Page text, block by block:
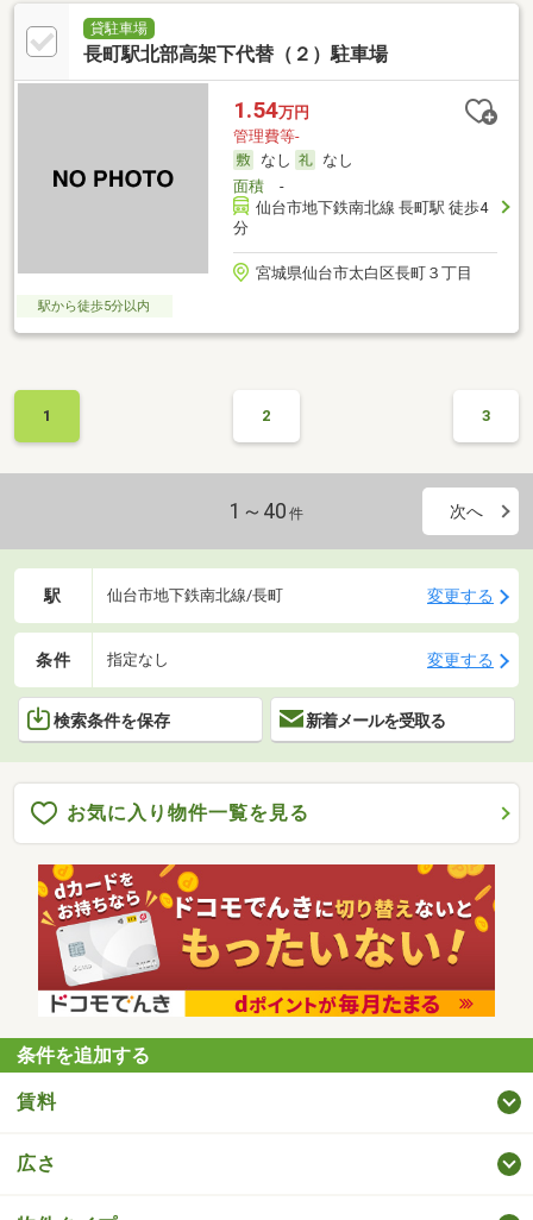
貸駐車場
長町駅北部高架下代替（２）駐車場
1.54万円
管理費等-
なし
なし
面積-
仙台市地下鉄南北線 長町駅 徒歩4
分
宮城県仙台市太白区長町３丁目
駅から徒歩5分以内
1 2 3
1～40 件 次へ
駅 仙台市地下鉄南北線/長町 変更する
条件 指定なし 変更する
検索条件を保存 新着メールを受取る
お気に入り物件一覧を見る
条件を追加する
賃料
広さ